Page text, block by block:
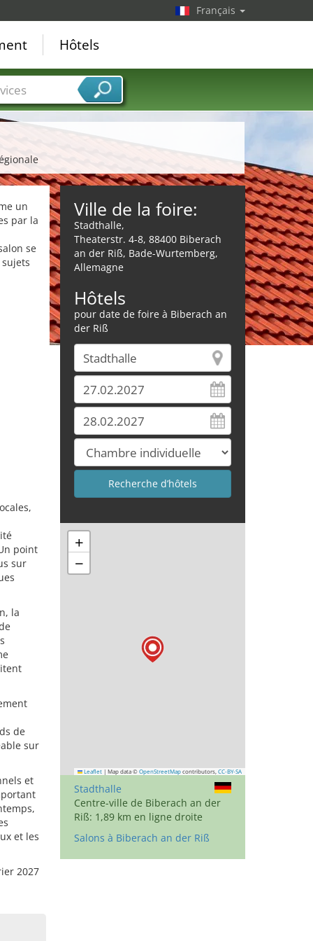
un
par la
se
point
sur
la
de
sur
et
et les
2027
Ville de la foire:
Stadthalle,
Theaterstr. 4-8, 88400 Biberach
an der Riß, Bade-Wurtemberg,
Allemagne
Hôtels
pour date de foire à Biberach an
der Riß
+
−
Leaflet | Map data © OpenStreetMap contributors, CC-BY-SA
Stadthalle
Centre-ville de Biberach an der
Riß: 1,89 km en ligne droite
Salons à Biberach an der Riß
Français
Hôtels